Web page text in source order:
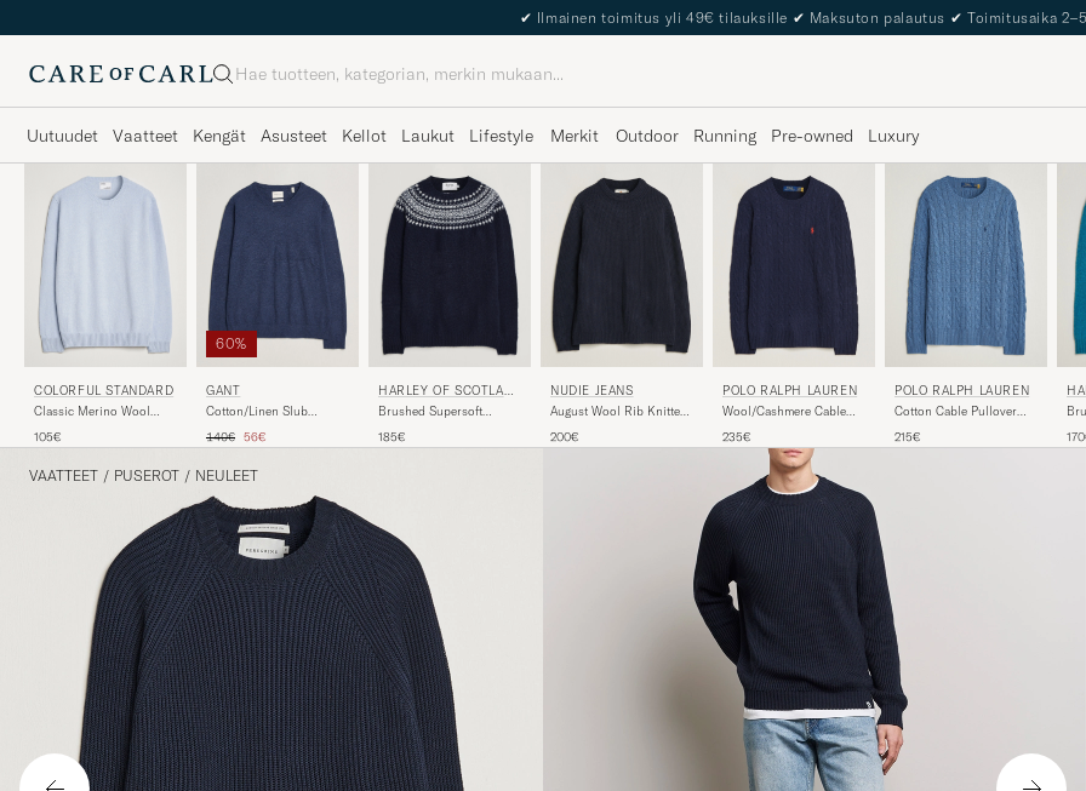
The Care of Carl Passport
Haku
Uutuudet Vaatteet Kengät Asusteet Kellot Laukut Lifestyle Merkit Outdoor Running Pre-owned Luxury
COLORFUL STANDARD
Classic Merino Wool
105€
60%
GANT
Cotton/Linen Slub
Indigo Melange
Tavallinen hinta
140€ Alennettu hinta
56€
HARLEY OF SCOTLAN
D
Brushed Supersoft
Navy/Snow White
185€
NUDIE JEANS
August Wool Rib Knitted
200€
POLO RALPH LAUREN
Wool/Cashmere Cable
235€
POLO RALPH LAUREN
Cotton Cable Pullover
215€
D
VAATTEET / PUSEROT / NEULEET